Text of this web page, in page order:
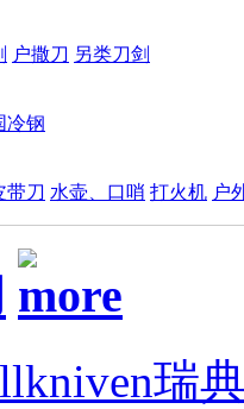
户撒刀 另类刀剑
冷钢
带刀 水壶、口哨 打火机 户
瑞